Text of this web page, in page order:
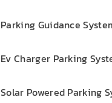
Parking Guidance
Ev Charger Parking
Solar Powered Parking